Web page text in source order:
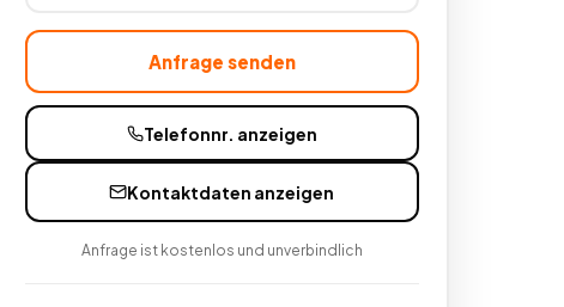
Anfrage senden
Telefonnr. anzeigen
Kontaktdaten anzeigen
Anfrage ist kostenlos und unverbindlich